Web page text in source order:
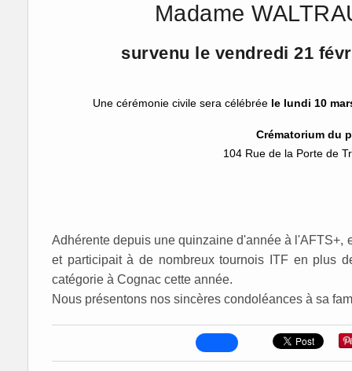
Madame
survenu le vendredi 21
Une cérémonie civile sera célébrée le lundi 10
Crématorium du
104 Rue de la Porte de
Adhérente depuis une quinzaine d'année à l'AFTS+,
et participait à de nombreux tournois ITF en plus
catégorie à Cognac cette année.
Nous présentons nos sincères condoléances à sa